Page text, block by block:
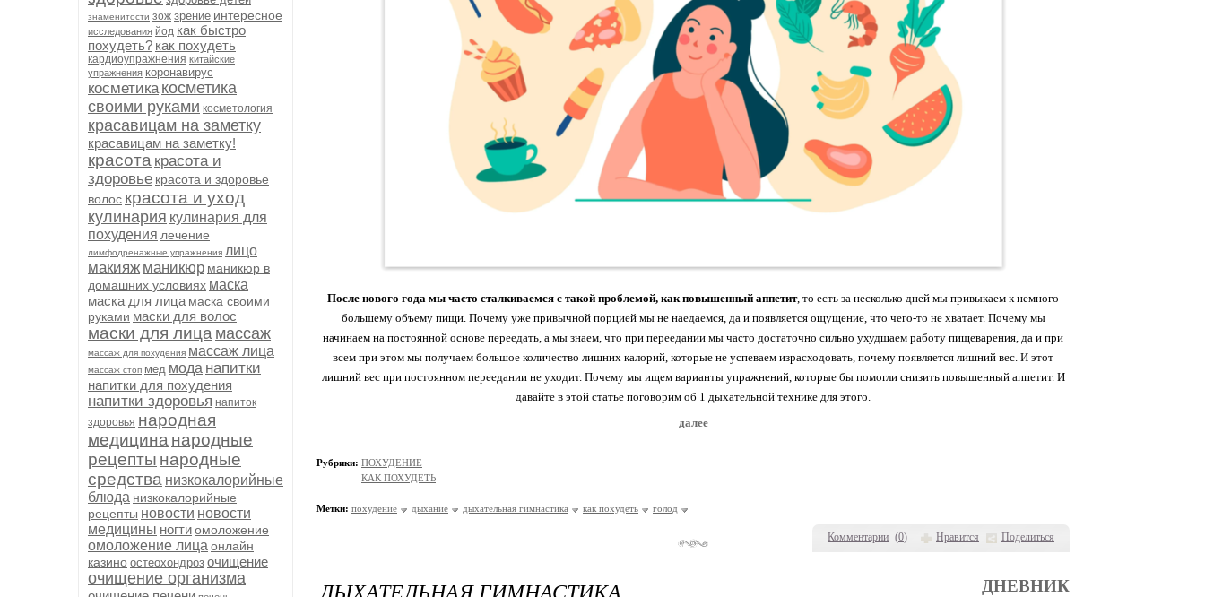
знаменитости зож зрение интересное
исследования йод как быстро
похудеть? как похудеть
кардиоупражнения китайские
упражнения коронавирус
косметика косметика
своими руками косметология
красавицам на заметку
красавицам на заметку!
красота красота и
здоровье красота и здоровье
волос красота и уход
кулинария кулинария для
похудения лечение
лимфодренажные упражнения лицо
макияж маникюр маникюр в
домашних условиях маска
маска для лица маска своими
руками маски для волос
маски для лица массаж
массаж для похудения массаж лица
массаж стоп мед мода напитки
напитки для похудения
напитки здоровья напиток
здоровья народная
медицина народные
рецепты народные
средства низкокалорийные
блюда низкокалорийные
рецепты новости новости
медицины ногтиомоложение
омоложение лица онлайн
казино остеохондроз очищение
очищение организма
Комментарии (0) Нравится Поделиться
После нового года мы часто сталкиваемся с такой проблемой, как повышенный аппетит, то есть за несколько дней мы привыкаем к немного
большему объему пищи. Почему уже привычной порцией мы не наедаемся, да и появляется ощущение, что чего-то не хватает. Почему мы
начинаем на постоянной основе переедать, а мы знаем, что при переедании мы часто достаточно сильно ухудшаем работу пищеварения, да и при
всем при этом мы получаем большое количество лишних калорий, которые не успеваем израсходовать, почему появляется лишний вес. И этот
лишний вес при постоянном переедании не уходит. Почему мы ищем варианты упражнений, которые бы помогли снизить повышенный аппетит. И
давайте в этой статье поговорим об 1 дыхательной технике для этого.
далее
Рубрики: ПОХУДЕНИЕ
КАК ПОХУДЕТЬ
Метки: похудение дыхание дыхательная гимнастика как похудеть голод
ДЫХАТЕЛЬНАЯ ГИМНАСТИКА ДНЕВНИК